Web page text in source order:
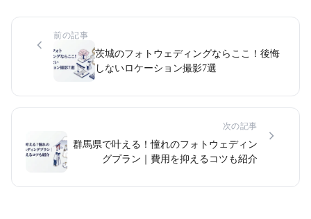
前の記事
茨城のフォトウェディングならここ！後悔
しないロケーション撮影7選
次の記事
群馬県で叶える！憧れのフォトウェディン
グプラン｜費用を抑えるコツも紹介